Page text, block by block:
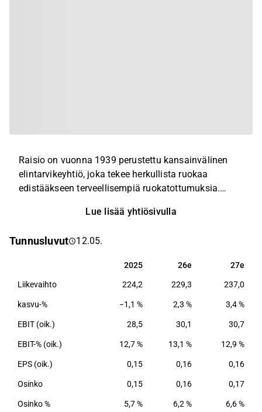
Raisio on vuonna 1939 perustettu kansainvälinen
elintarvikeyhtiö, joka tekee herkullista ruokaa
edistääkseen terveellisempiä ruokatottumuksia.
Elovena® ja Sunnuntai®. Yhtiöllä on tuotantoa
päämarkkina-alue on Eurooppa.
Lue lisää yhtiösivulla
Tunnusluvut 12.05.
2025 26e 27e
2025 26e 27e
Liikevaihto 224,2 229,3 237,0
kasvu-% −1,1 % 2,3 % 3,4 %
EBIT (oik.) 28,5 30,1 30,7
EBIT-% (oik.) 12,7 % 13,1 % 12,9 %
EPS (oik.) 0,15 0,16 0,16
Osinko 0,15 0,16 0,17
Osinko % 5,7 % 6,2 % 6,6 %